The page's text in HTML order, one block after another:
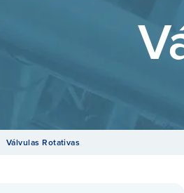
Válvulas Rotativas